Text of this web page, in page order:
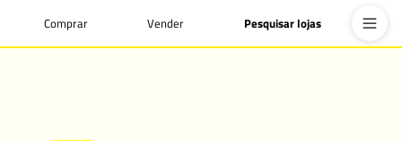
Comprar Vender Pesquisar lojas